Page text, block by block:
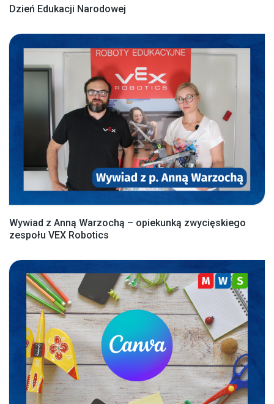
Dzień Edukacji Narodowej
Wywiad z Anną Warzochą – opiekunką zwycięskiego
zespołu VEX Robotics